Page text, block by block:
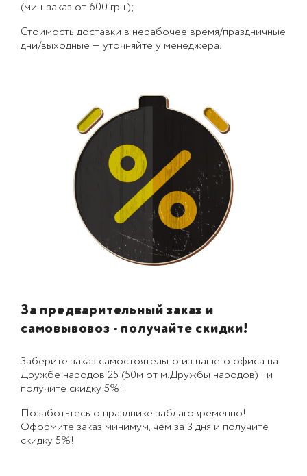
(мин. заказ от 600 грн.);
Стоимость доставки в нерабочее время/праздничные
дни/выходные — уточняйте у менеджера.
За предварительный заказ и
самовывовоз - получайте скидки!
Заберите заказ самостоятельно из нашего офиса на
Дружбе народов 25 (50м от м.Дружбы народов) - и
получите скидку 5%!
Позаботьтесь о празднике заблаговременно!
Оформите заказ минимум, чем за 3 дня и получите
скидку 5%!